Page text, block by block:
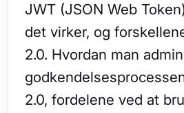
JWT (JSON Web
det virker, og
2.0. Hvordan man
2.0, fordelene ved at